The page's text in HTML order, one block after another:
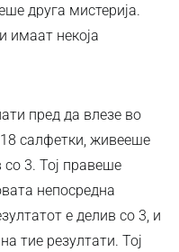
друга мистерија.
имаат некоја
пред да влезе во
салфетки, живееше
со 3. Тој правеше
непосредна
е делив со 3, и
тие резултати. Тој